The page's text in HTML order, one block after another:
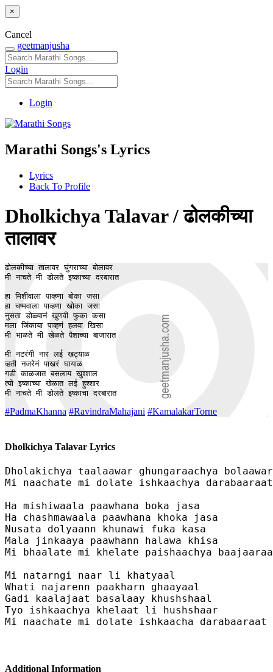
×
Cancel
geetmanjusha
Login
Login
Marathi Songs's Lyrics
Lyrics
Back To Profile
Dholkichya Talavar / ढोलकीच्या
तालावर
ढोलकीच्या तालावर घुंगराच्या बोलावर
मी नाचते मी डोलते इष्काच्या दरबारात
हा मिशीवाला पाव्हणा बोका जसा
हा चष्मवाला पाव्हणा खोका जसा
नुसता डोळ्यानं खुणवी फुका कसा
मला जिंकाया पाव्हणं हलवा खिसा
मी भाळते मी खेळते पैशाच्या बाजारात
मी नटरंगी नार लई खट्याळ
व्हती नजरेनं पाखरं घायाळ
गडी काळजात बसलाय खुश्शाल
त्यो इष्काच्या खेळात लई हुश्शार
मी नाचते मी डोलते इष्काचा दरबारात
#PadmaKhanna #RavindraMahajani #KamalakarTorne
Dholkichya Talavar Lyrics
Dholakichya taalaawar ghungaraachya bolaawar
Mi naachate mi dolate ishkaachya darabaaraat
Ha mishiwaala paawhana boka jasa
Ha chashmawaala paawhana khoka jasa
Nusata dolyaann khunawi fuka kasa
Mala jinkaaya paawhann halawa khisa
Mi bhaalate mi khelate paishaachya
Mi natarngi naar li khatyaal
Whati najarenn paakharn ghaayaal
Gadi kaalajaat basalaay khushshaal
Tyo ishkaachya khelaat li hushshaar
Mi naachate mi dolate ishkaacha darabaaraat
Additional Information